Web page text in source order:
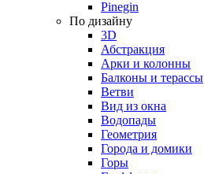
Pinegin
По дизайну
3D
Абстракция
Арки и колонны
Балконы и терассы
Ветви
Вид из окна
Водопады
Геометрия
Города и домики
Горы